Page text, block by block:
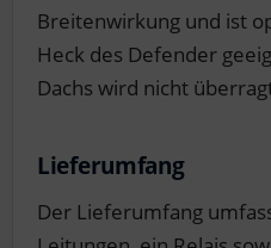
Breitenwirkung und ist
Heck des Defender
Dachs wird nicht
Lieferumfang
Der Lieferumfang